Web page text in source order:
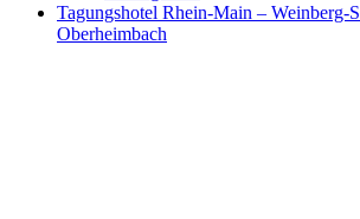
Tagungshotel Rhein-Main – Weinberg-
Oberheimbach